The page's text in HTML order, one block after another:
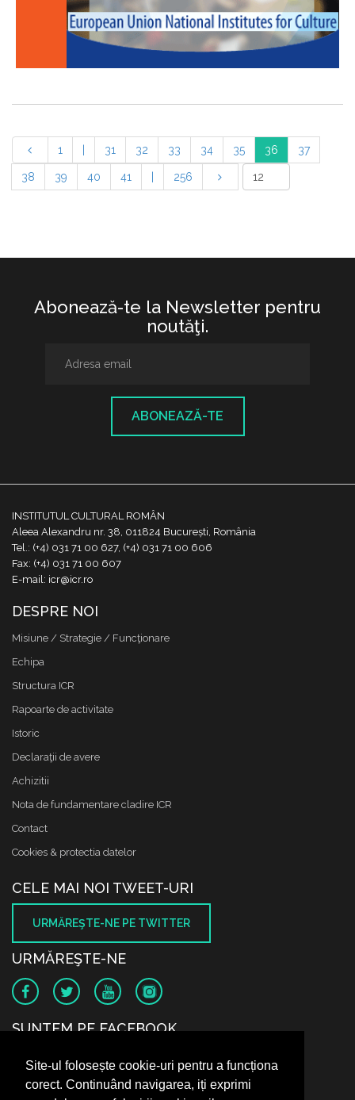
Site-ul folosește cookie-uri pentru a funcționa
corect. Continuând navigarea, iți exprimi
1 31 32 33 34 35 36 37
38 39 40 41 256
Abonează-te la Newsletter pentru
noutăţi.
ABONEAZĂ-TE
INSTITUTUL CULTURAL ROMÂN
Aleea Alexandru nr. 38, 011824 București, România
Tel.: (+4) 031 71 00 627, (+4) 031 71 00 606
Fax: (+4) 031 71 00 607
E-mail: icr@icr.ro
DESPRE NOI
Misiune / Strategie / Funcţionare
Echipa
Structura ICR
Rapoarte de activitate
Istoric
Declaraţii de avere
Achizitii
Nota de fundamentare cladire ICR
Contact
Cookies & protectia datelor
CELE MAI NOI TWEET-URI
URMĂREŞTE-NE PE TWITTER
URMĂREŞTE-NE
SUNTEM PE FACEBOOK